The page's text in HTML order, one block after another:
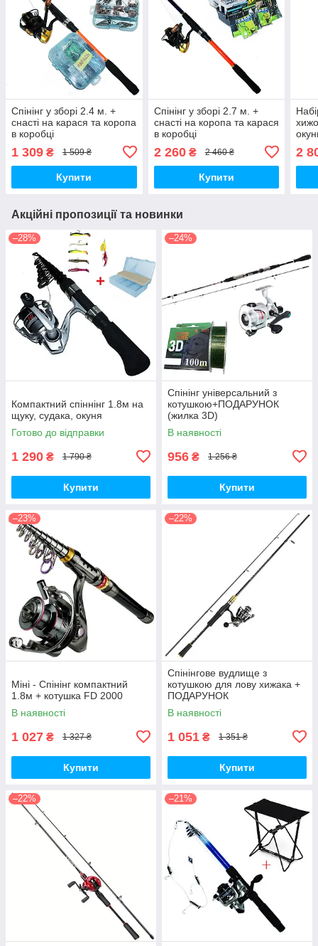
Спінінг у зборі 2.4 м. +
снасті на карася та коропа
в коробці
1 309 ₴ 1 509 ₴
Купити
Спінінг у зборі 2.7 м. +
снасті на коропа та карася
в коробці
2 260₴ 2 460 ₴
Купити
2
Акційні пропозиції та новинки
–28%
Компактний спіннінг 1.8м на
щуку, судака, окуня
Готово до відправки
1 290 ₴ 1 790 ₴
Купити
–24%
Спінінг універсальний з
котушкою+ПОДАРУНОК
(жилка 3D)
В наявності
956 ₴ 1 256 ₴
Купити
–23%
Міні - Спінінг компактний
1.8м + котушка FD 2000
В наявності
1 027 ₴ 1 327 ₴
Купити
–22%
Спінінгове вудлище з
котушкою для лову хижака +
ПОДАРУНОК
В наявності
1 051 ₴ 1 351 ₴
Купити
–22% –21%